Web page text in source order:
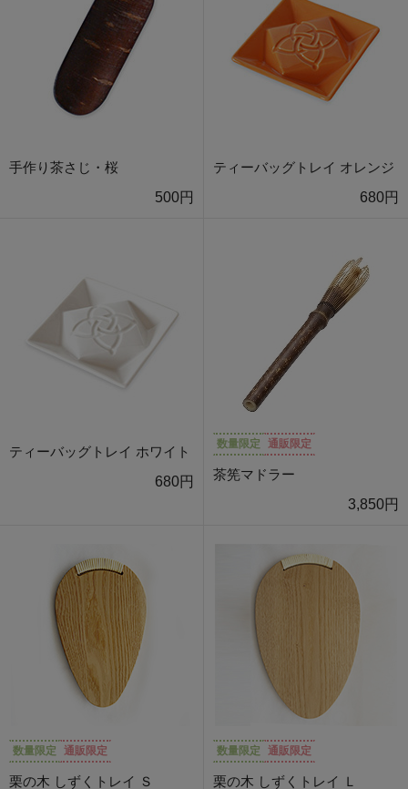
手作り茶さじ・桜
500円
ティーバッグトレイ オレンジ
680円
ティーバッグトレイ ホワイト
680円
数量限定 通販限定
茶筅マドラー
3,850円
数量限定 通販限定
栗の木 しずくトレイ Ｓ
数量限定 通販限定
栗の木 しずくトレイ Ｌ